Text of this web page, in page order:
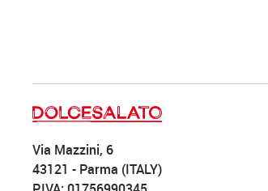
Via Mazzini, 6
43121 - Parma (ITALY)